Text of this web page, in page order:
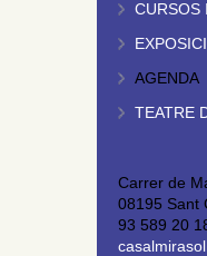
CURSOS
AGENDA
TEATRE
Carrer de
08195 Sant
93 589 20